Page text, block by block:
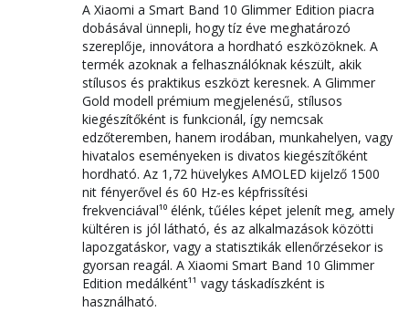
A Xiaomi a Smart Band 10 Glimmer Edition piacra
dobásával ünnepli, hogy tíz éve meghatározó
szereplője, innovátora a hordható eszközöknek. A
termék azoknak a felhasználóknak készült, akik
stílusos és praktikus eszközt keresnek. A Glimmer
Gold modell prémium megjelenésű, stílusos
kiegészítőként is funkcionál, így nemcsak
edzőteremben, hanem irodában, munkahelyen, vagy
hivatalos eseményeken is divatos kiegészítőként
hordható. Az 1,72 hüvelykes AMOLED kijelző 1500
nit fényerővel és 60 Hz-es képfrissítési
frekvenciával¹⁰ élénk, tűéles képet jelenít meg, amely
kültéren is jól látható, és az alkalmazások közötti
lapozgatáskor, vagy a statisztikák ellenőrzésekor is
gyorsan reagál. A Xiaomi Smart Band 10 Glimmer
Edition medálként¹¹ vagy táskadíszként is
használható.